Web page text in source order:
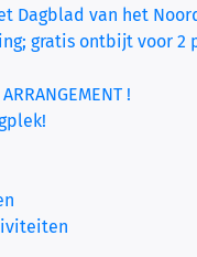
Dagblad van het
gratis ontbijt voor 2
!